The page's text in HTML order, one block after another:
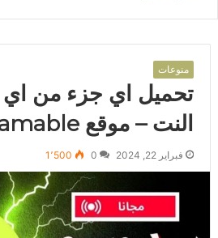
منوعات
تحميل اي جزء من اي
النت – موقع streamable
فبراير 22, 2024 0 1٬500